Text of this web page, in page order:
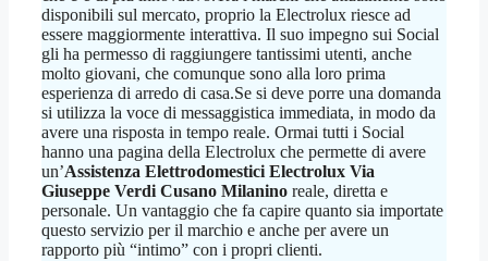
disponibili sul mercato, proprio la Electrolux riesce ad
essere maggiormente interattiva. Il suo impegno sui Social
gli ha permesso di raggiungere tantissimi utenti, anche
molto giovani, che comunque sono alla loro prima
esperienza di arredo di casa.Se si deve porre una domanda
si utilizza la voce di messaggistica immediata, in modo da
avere una risposta in tempo reale. Ormai tutti i Social
hanno una pagina della Electrolux che permette di avere
un’Assistenza Elettrodomestici Electrolux Via
Giuseppe Verdi Cusano Milanino reale, diretta e
personale. Un vantaggio che fa capire quanto sia importate
questo servizio per il marchio e anche per avere un
rapporto più “intimo” con i propri clienti.